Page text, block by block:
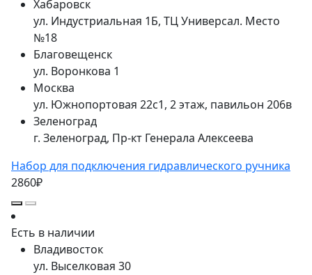
Хабаровск
ул. Индустриальная 1Б, ТЦ Универсал. Место
№18
Благовещенск
ул. Воронкова 1
Москва
ул. Южнопортовая 22с1, 2 этаж, павильон 206в
Зеленоград
г. Зеленоград, Пр-кт Генерала Алексеева
Набор для подключения гидравлического ручника
2860₽
Есть в наличии
Владивосток
ул. Выселковая 30